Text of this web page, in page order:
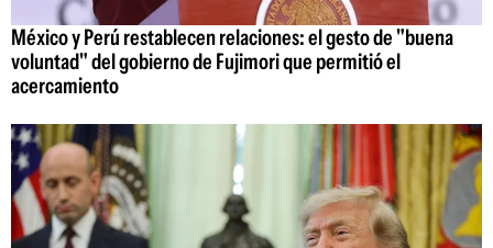
México y Perú restablecen relaciones: el gesto de "buena
voluntad" del gobierno de Fujimori que permitió el
acercamiento